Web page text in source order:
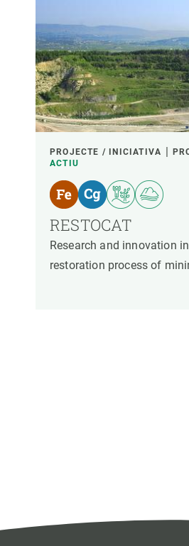
PROJECTE / INICIATIVA
ACTIU
RESTOCAT
Research and innovation
restoration process of